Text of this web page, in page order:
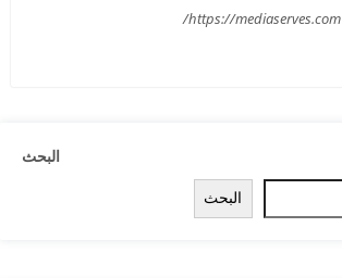
https://mediaserves.com/
البحث
البحث